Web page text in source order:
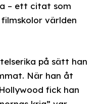
– ett citat som
världen
på sätt han
När han åt
fick han